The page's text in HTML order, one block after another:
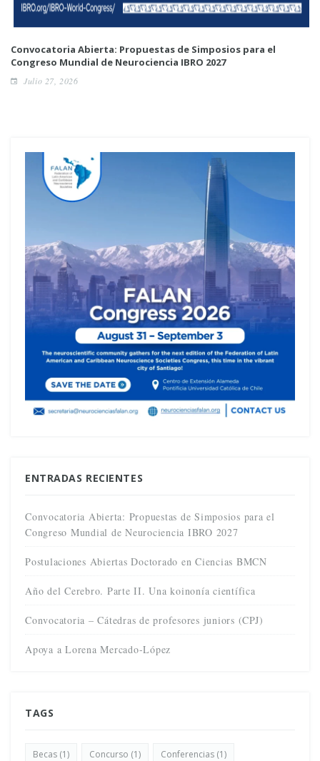
Convocatoria Abierta: Propuestas de Simposios para el
Congreso Mundial de Neurociencia IBRO 2027
Julio 27, 2026
ENTRADAS RECIENTES
Convocatoria Abierta: Propuestas de Simposios para el
Congreso Mundial de Neurociencia IBRO 2027
Postulaciones Abiertas Doctorado en Ciencias BMCN
Año del Cerebro. Parte II. Una koinonía científica
Convocatoria – Cátedras de profesores juniors (CPJ)
Apoya a Lorena Mercado-López
TAGS
Becas (1) Concurso (1) Conferencias (1)